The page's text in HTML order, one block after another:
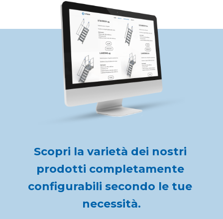
Scopri la varietà dei nostri
prodotti completamente
configurabili secondo le tue
necessità.